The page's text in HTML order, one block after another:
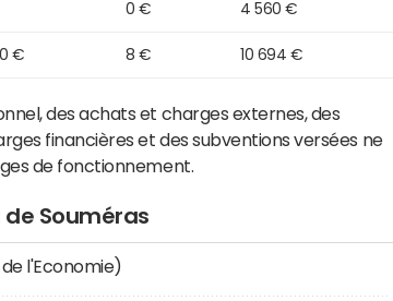
0 € 4 560 €
€ 8 € 10 694 €
des achats et charges externes, des
financières et des subventions versées ne
de fonctionnement.
Souméras
l'Economie)